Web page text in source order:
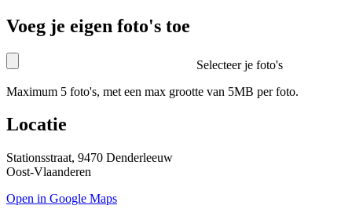
Voeg je eigen foto's toe
Selecteer je foto's
Maximum 5 foto's, met een max grootte van 5MB per foto.
Locatie
Stationsstraat, 9470 Denderleeuw
Oost-Vlaanderen
Open in Google Maps